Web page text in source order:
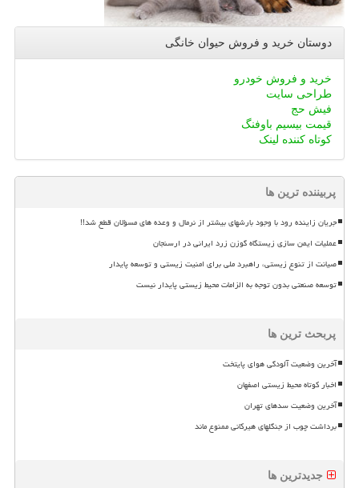
دوستان خرید و فروش حیوان خانگی
خرید و فروش خودرو
طراحی سایت
فیش حج
قیمت بیسیم باوفنگ
کوتاه کننده لینک
پربیننده ترین ها
جریان زاینده رود با وجود بارشهای بیشتر از نرمال و وعده های مسؤلان قطع شد!!
عملیات ایمن سازی زیستگاه گوزن زرد ایرانی در ارسنجان
صیانت از تنوع زیستی، راهبرد ملی برای امنیت زیستی و توسعه پایدار
توسعه صنعتی بدون توجه به الزامات محیط زیستی پایدار نیست
پربحث ترین ها
آخرین وضعیت آلودگی هوای پایتخت
اخبار کوتاه محیط زیستی اصفهان
آخرین وضعیت سدهای تهران
برداشت چوب از جنگلهای هیرکانی ممنوع ماند
جدیدترین ها